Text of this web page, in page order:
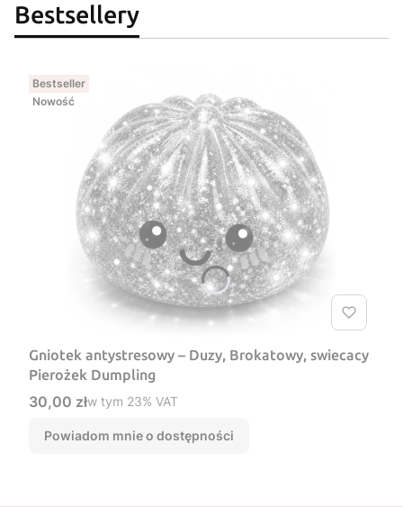
Bestsellery
Bestseller
Nowość
Gniotek antystresowy – Duzy, Brokatowy, swiecacy
Pierożek Dumpling
Cena brutto
30,00 złw tym %s VAT
w tym 23% VAT
Powiadom mnie o dostępności